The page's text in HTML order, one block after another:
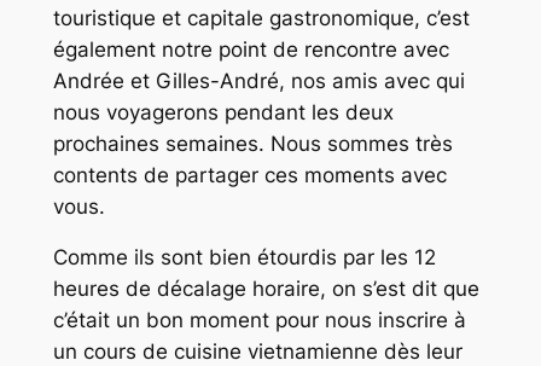
touristique et capitale gastronomique, c’est
également notre point de rencontre avec
Andrée et Gilles-André, nos amis avec qui
nous voyagerons pendant les deux
prochaines semaines. Nous sommes très
contents de partager ces moments avec
vous.
Comme ils sont bien étourdis par les 12
heures de décalage horaire, on s’est dit que
c’était un bon moment pour nous inscrire à
un cours de cuisine vietnamienne dès leur